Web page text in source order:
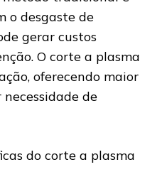
o desgaste de
gerar custos
O corte a plasma
oferecendo maior
de
do corte a plasma